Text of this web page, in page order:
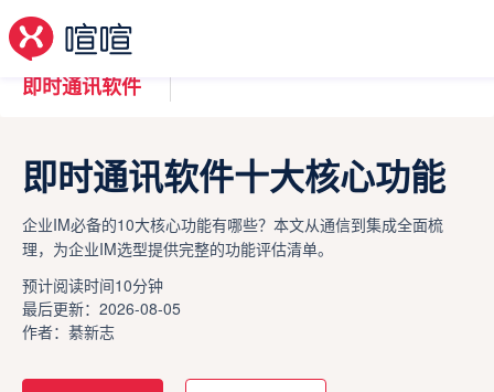
即时通讯软件
即时通讯软件十大核心功能
企业IM必备的10大核心功能有哪些？本文从通信到集成全面梳
理，为企业IM选型提供完整的功能评估清单。
预计阅读时间10分钟
最后更新：2026-08-05
作者：綦新志